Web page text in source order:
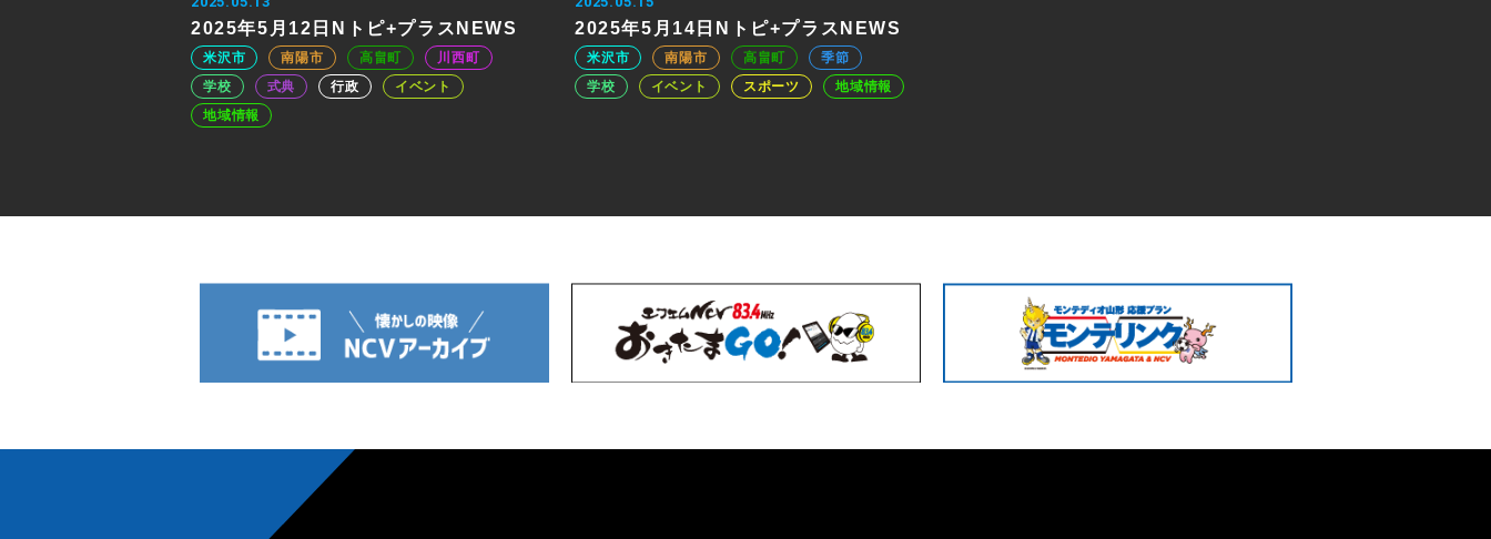
2025年5月12日Nトピ+プラスNEWS
米沢市 南陽市 高畠町
川西町
学校
式典 行政
イベント
地域情報
2025年5月14日Nトピ+プラスNEWS
米沢市 南陽市 高畠町
季節
学校
イベント スポーツ 地域情報